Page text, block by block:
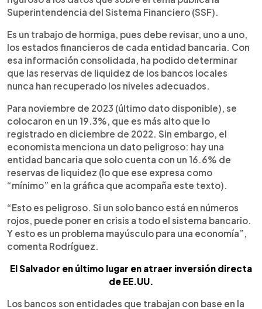
Superintendencia del Sistema Financiero (SSF).
Es un trabajo de hormiga, pues debe revisar, uno a uno,
los estados financieros de cada entidad bancaria. Con
esa información consolidada, ha podido determinar
que las reservas de liquidez de los bancos locales
nunca han recuperado los niveles adecuados.
Para noviembre de 2023 (último dato disponible), se
colocaron en un 19.3%, que es más alto que lo
registrado en diciembre de 2022. Sin embargo, el
economista menciona un dato peligroso: hay una
entidad bancaria que solo cuenta con un 16.6% de
reservas de liquidez (lo que ese expresa como
“mínimo” en la gráfica que acompaña este texto).
“Esto es peligroso. Si un solo banco está en números
rojos, puede poner en crisis a todo el sistema bancario.
Y esto es un problema mayúsculo para una economía”,
comenta Rodríguez.
El Salvador en último lugar en atraer inversión directa
de EE.UU.
Los bancos son entidades que trabajan con base en la